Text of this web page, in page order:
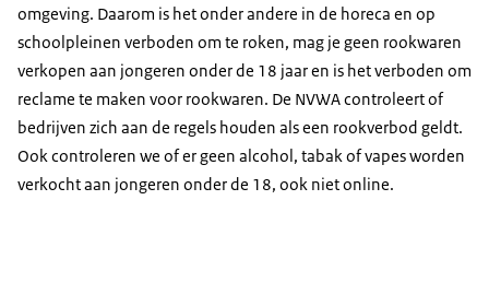
omgeving. Daarom is het onder andere in de horeca en op
schoolpleinen verboden om te roken, mag je geen rookwaren
verkopen aan jongeren onder de 18 jaar en is het verboden om
reclame te maken voor rookwaren. De NVWA controleert of
bedrijven zich aan de regels houden als een rookverbod geldt.
Ook controleren we of er geen alcohol, tabak of vapes worden
verkocht aan jongeren onder de 18, ook niet online.